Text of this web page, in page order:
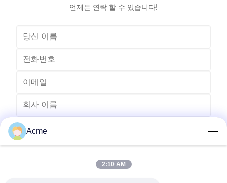
언제든 연락 할 수 있습니다!
Acme
2:10 AM